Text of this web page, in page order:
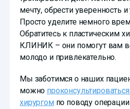
мечту, обрести уверенность
Просто уделите немного
Обратитесь к пластическим
КЛИНИК – они помогут вам
молодо и привлекательно.
Мы заботимся о наших
можно
хирургомпо поводу